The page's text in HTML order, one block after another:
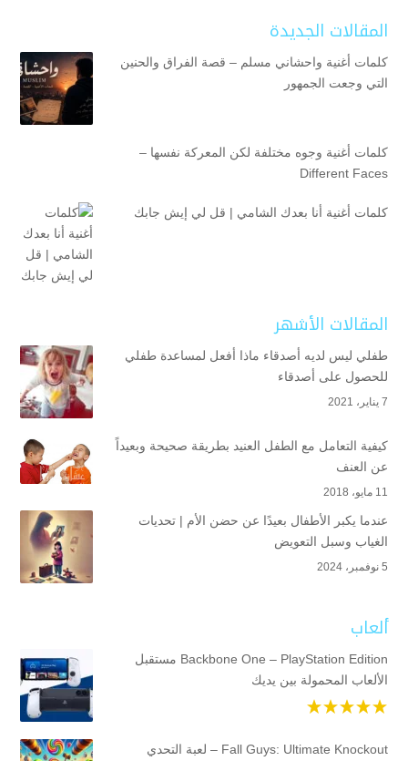
المقالات الجديدة
كلمات أغنية واحشاني مسلم – قصة الفراق والحنين
التي وجعت الجمهور
كلمات أغنية وجوه مختلفة لكن المعركة نفسها –
Different Faces
كلمات أغنية أنا بعدك الشامي | قل لي إيش جابك
المقالات الأشهر
طفلي ليس لديه أصدقاء ماذا أفعل لمساعدة طفلي
للحصول على أصدقاء
7 يناير، 2021
كيفية التعامل مع الطفل العنيد بطريقة صحيحة وبعيداً
عن العنف
11 مايو، 2018
عندما يكبر الأطفال بعيدًا عن حضن الأم | تحديات
الغياب وسبل التعويض
5 نوفمبر، 2024
ألعاب
Backbone One – PlayStation Edition مستقبل
الألعاب المحمولة بين يديك
Fall Guys: Ultimate Knockout – لعبة التحدي